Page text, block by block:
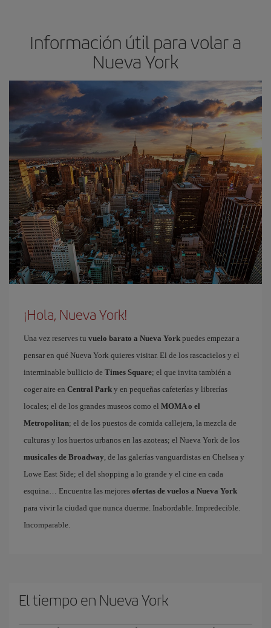
Información útil para volar a
Nueva York
¡Hola, Nueva York!
Una vez reserves tu vuelo barato a Nueva York puedes empezar a
pensar en qué Nueva York quieres visitar. El de los rascacielos y el
interminable bullicio de Times Square; el que invita también a
coger aire en Central Park y en pequeñas cafeterías y librerías
locales; el de los grandes museos como el MOMA o el
Metropolitan; el de los puestos de comida callejera, la mezcla de
culturas y los huertos urbanos en las azoteas; el Nueva York de los
musicales de Broadway, de las galerías vanguardistas en Chelsea y
Lowe East Side; el del shopping a lo grande y el cine en cada
esquina… Encuentra las mejores ofertas de vuelos a Nueva York
para vivir la ciudad que nunca duerme. Inabordable. Impredecible.
Incomparable.
El tiempo en Nueva York